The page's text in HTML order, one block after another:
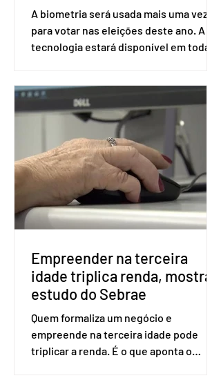
A biometria será usada mais uma vez
para votar nas eleições deste ano. A
tecnologia estará disponível em todas
Apesar da requisição, a biometria não é
obrigatória para exercer o direito ao
voto. Se o título estiver regular, o
eleitor pode votar mesmo sem ter
realizado esse cadastro. Neste caso,
será exigido o documento de
identificação para acesso à urna
eletrônica. Se a urna eletrônica não
reconh
Empreender na terceira
idade triplica renda, mostra
estudo do Sebrae
Quem formaliza um negócio e
empreende na terceira idade pode
triplicar a renda. É o que aponta o